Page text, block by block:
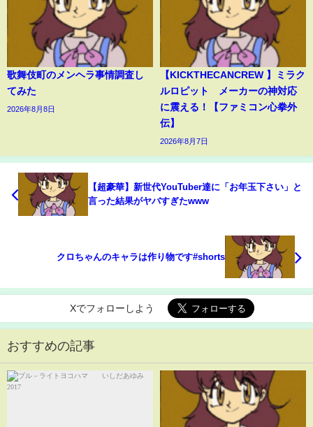
歌舞伎町のメンヘラ事情調査し
てみた
2026年8月8日
【KICKTHECANCREW 】ミラク
ルロピット メーカーの神対応
に震える！【ファミコン心拳外
伝】
2026年8月7日
【超豪華】新世代YouTuber達に「お年玉下さい」と
言った結果がヤバすぎたwww
クロちゃんのキャラは作り物です#shorts
Xでフォローしよう
おすすめの記事